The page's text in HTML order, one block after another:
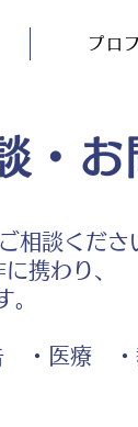
プロ
・
相談くださ
携わり、
・医療 ・